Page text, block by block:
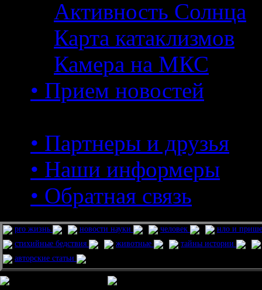
Активность Солнца
Карта катаклизмов
Камера на МКС
• Прием новостей
• Партнеры и друзья
• Наши информеры
• Обратная связь
pro жизнь новости науки человек
нло и
стихийные бедствия
животные
тайны истории
авторские статьи